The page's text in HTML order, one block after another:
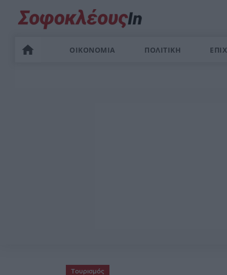
ΟΙΚΟΝΟΜΙΑ ΠΟΛΙΤΙΚΗ
Τουρισμός